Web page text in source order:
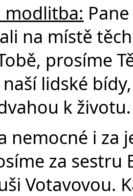
modlitba:
na místě
prosíme
lidské
k životu.
nemocné i za
za sestru
Votavovou.